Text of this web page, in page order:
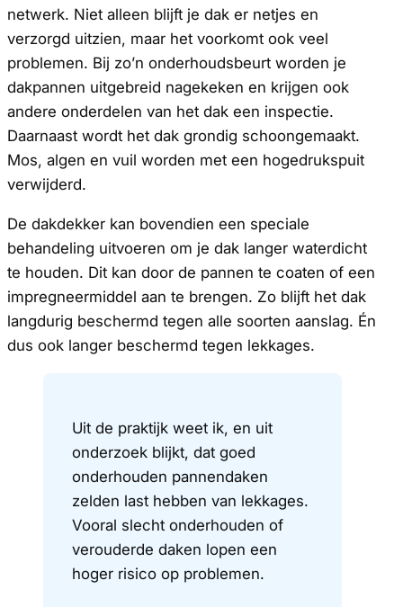
netwerk. Niet alleen blijft je dak er netjes en
verzorgd uitzien, maar het voorkomt ook veel
problemen. Bij zo’n onderhoudsbeurt worden je
dakpannen uitgebreid nagekeken en krijgen ook
andere onderdelen van het dak een inspectie.
Daarnaast wordt het dak grondig schoongemaakt.
Mos, algen en vuil worden met een hogedrukspuit
verwijderd.
De dakdekker kan bovendien een speciale
behandeling uitvoeren om je dak langer waterdicht
te houden. Dit kan door de pannen te coaten of een
impregneermiddel aan te brengen. Zo blijft het dak
langdurig beschermd tegen alle soorten aanslag. Én
dus ook langer beschermd tegen lekkages.
Uit de praktijk weet ik, en uit
onderzoek blijkt, dat goed
onderhouden pannendaken
zelden last hebben van lekkages.
Vooral slecht onderhouden of
verouderde daken lopen een
hoger risico op problemen.